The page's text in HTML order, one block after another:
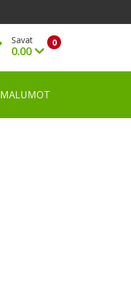
0
Savat
0.00
MALUMOT